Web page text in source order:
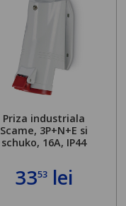
Priza industriala
Scame, 3P+N+E si
schuko, 16A, IP44
3353 lei